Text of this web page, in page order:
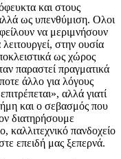
και στους
ως υπενθύμιση. Ολοι
να μεριμνήσουν
στην ουσία
ως χώρος
παραστεί πραγματικά
άλλο για λόγους
αλλά γιατί
και ο σεβασμός που
διατηρήσουμε
καλλιτεχνικό πανδοχείο
επειδή μας ξεπερνά.